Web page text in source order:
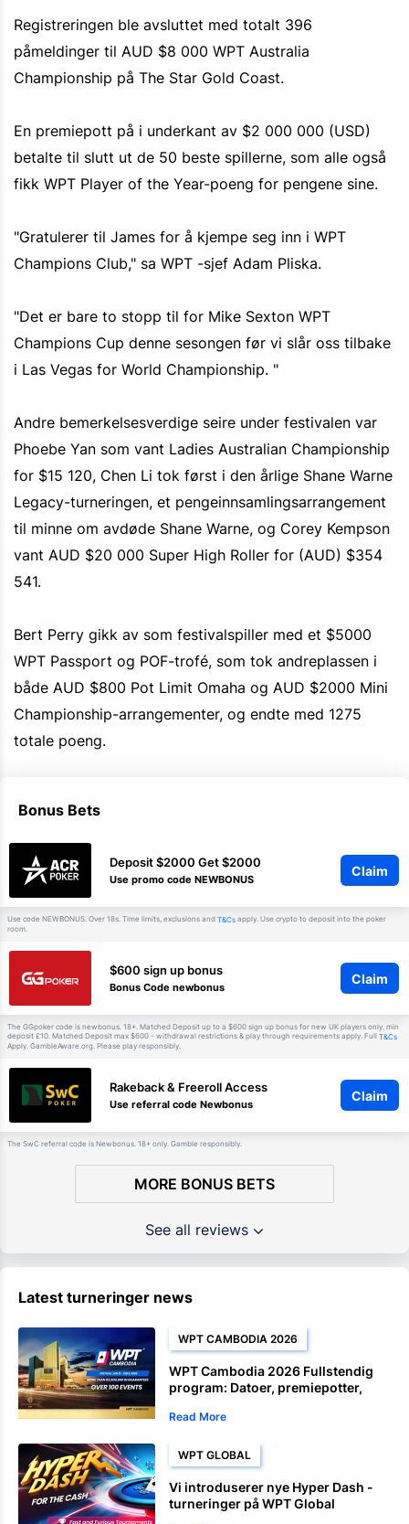
Registreringen ble avsluttet med totalt 396
påmeldinger til AUD $8 000 WPT Australia
Championship på The Star Gold Coast.
En premiepott på i underkant av $2 000 000 (USD)
betalte til slutt ut de 50 beste spillerne, som alle også
fikk WPT Player of the Year-poeng for pengene sine.
"Gratulerer til James for å kjempe seg inn i WPT
Champions Club," sa WPT -sjef Adam Pliska.
"Det er bare to stopp til for Mike Sexton WPT
Champions Cup denne sesongen før vi slår oss tilbake
i Las Vegas for World Championship. "
Andre bemerkelsesverdige seire under festivalen var
Phoebe Yan som vant Ladies Australian Championship
for $15 120, Chen Li tok først i den årlige Shane Warne
Legacy-turneringen, et pengeinnsamlingsarrangement
til minne om avdøde Shane Warne, og Corey Kempson
vant AUD $20 000 Super High Roller for (AUD) $354
541.
Bert Perry gikk av som festivalspiller med et $5000
WPT Passport og POF-trofé, som tok andreplassen i
både AUD $800 Pot Limit Omaha og AUD $2000 Mini
Championship-arrangementer, og endte med 1275
totale poeng.
Bonus Bets
Deposit $2000 Get $2000
Use promo code NEWBONUS
Claim
Use code NEWBONUS. Over 18s. Time limits, exclusions and T&Cs apply. Use crypto to deposit into the poker
room.
$600 sign up bonus
Bonus Code newbonus
Claim
The GGpoker code is newbonus. 18+. Matched Deposit up to a $600 sign up bonus for new UK players only, min
deposit £10. Matched Deposit max $600 - withdrawal restrictions & play through requirements apply. Full T&Cs
Apply. GambleAware.org. Please play responsibly.
Rakeback & Freeroll Access
Use referral code Newbonus
Claim
The SwC referral code is Newbonus. 18+ only. Gamble responsibly.
MORE BONUS BETS
See all reviews
Latest turneringer news
WPT CAMBODIA 2026
WPT Cambodia 2026 Fullstendig
program: Datoer, premiepotter,
mesterskapsarrangementer
Read More
WPT GLOBAL
Vi introduserer nye Hyper Dash -
turneringer på WPT Global